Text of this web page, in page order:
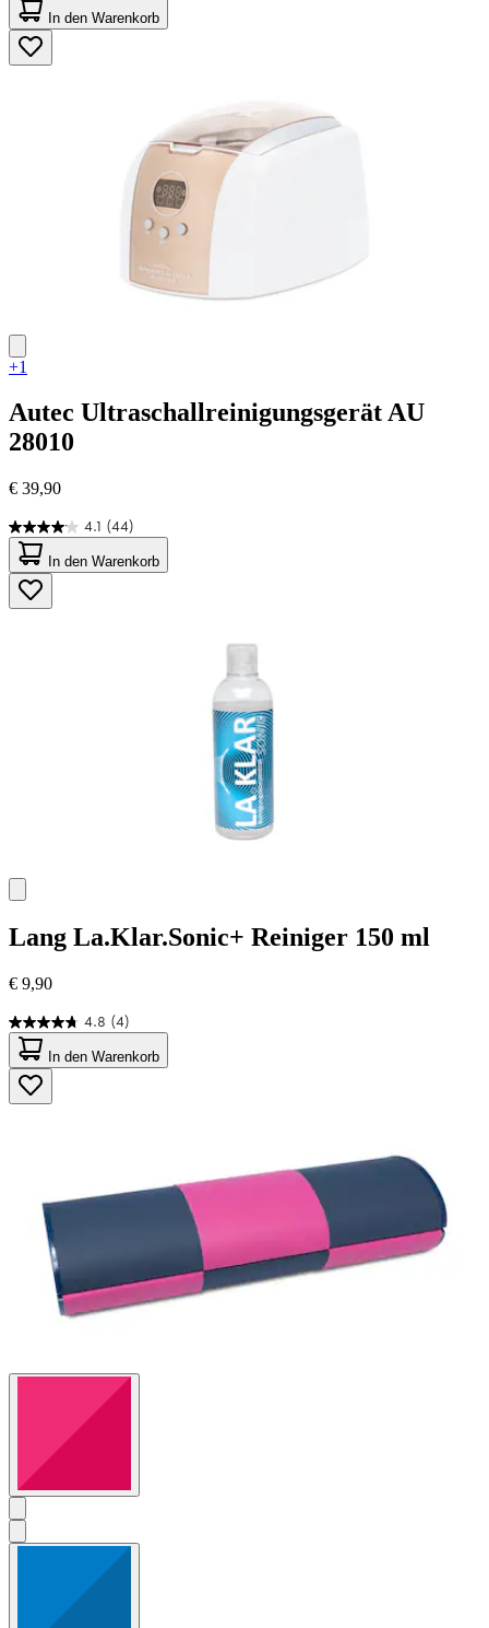
von
5
Sternen.
45
In den Warenkorb
+1
Autec Ultraschallreinigungsgerät AU
28010
€ 39,90
4.1 (44)
4.1
von
5
Sternen.
44
In den Warenkorb
Lang La.Klar.Sonic+ Reiniger 150 ml
€ 9,90
4.8 (4)
4.8
von
5
Sternen.
4
In den Warenkorb